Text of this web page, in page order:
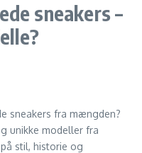
sneakers –
sneakers fra mængden?
unikke modeller fra
stil, historie og